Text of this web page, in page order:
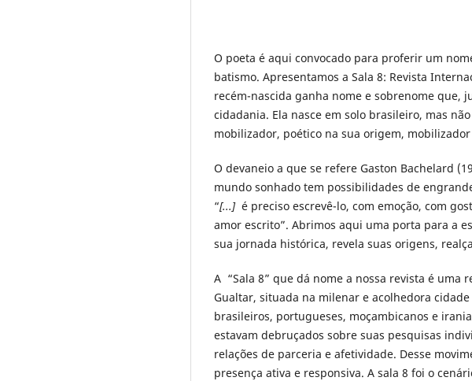
O poeta é aqui convocado para proferir um
batismo. Apresentamos a Sala 8: Revista
recém-nascida ganha nome e sobrenome
cidadania. Ela nasce em solo brasileiro, mas
mobilizador, poético na sua origem,
O devaneio a que se refere Gaston Bachelard
mundo sonhado tem possibilidades de
“[...] é preciso escrevê-lo, com emoção, com
amor escrito”. Abrimos aqui uma porta para a
sua jornada histórica, revela suas origens,
A “Sala 8” que dá nome a nossa revista é uma
Gualtar, situada na milenar e acolhedora
brasileiros, portugueses, moçambicanos e
estavam debruçados sobre suas pesquisas
relações de parceria e afetividade. Desse
presença ativa e responsiva. A sala 8 foi o